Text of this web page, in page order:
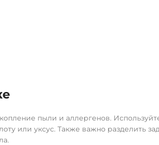
пыли и аллергенов.
или уксус. Также важно разделить